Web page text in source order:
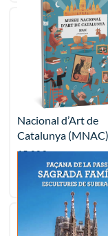
Cerca i troba.
Nacional d’Art de
Catalunya (MNAC)
15.00€
Añadir